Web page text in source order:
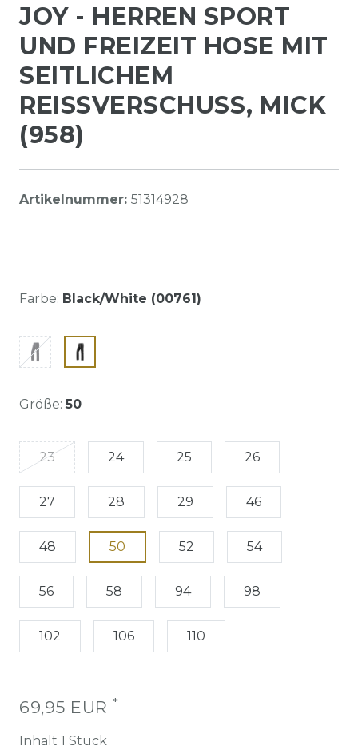
JOY - HERREN SPORT
UND FREIZEIT HOSE MIT
SEITLICHEM
REISSVERSCHUSS, MICK (
958)
Artikelnummer: 51314928
Farbe: Black/White (00761)
Größe: 50
23 24 25 26
27 28 29 46
48 50 52 54
56 58 94 98
102 106 110
69,95 EUR *
Inhalt 1 Stück